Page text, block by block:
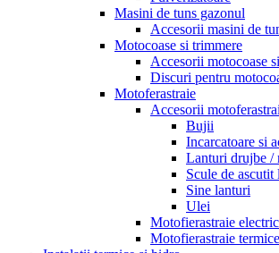
Masini de tuns gazonul
Accesorii masini de
Motocoase si trimmere
Accesorii motocoase
Discuri pentru
Motoferastraie
Accesorii
Bujii
Incarcatoare si
Lanturi drujbe /
Scule de ascutit
Sine lanturi
Ulei
Motofierastraie
Motofierastraie termice